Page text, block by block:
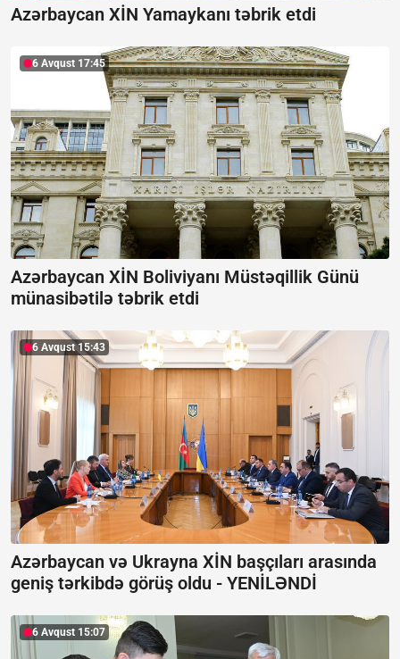
Azərbaycan XİN Yamaykanı təbrik etdi
6 Avqust 17:45
Azərbaycan XİN Boliviyanı Müstəqillik Günü
münasibətilə təbrik etdi
6 Avqust 15:43
Azərbaycan və Ukrayna XİN başçıları arasında
geniş tərkibdə görüş oldu - YENİLƏNDİ
6 Avqust 15:07